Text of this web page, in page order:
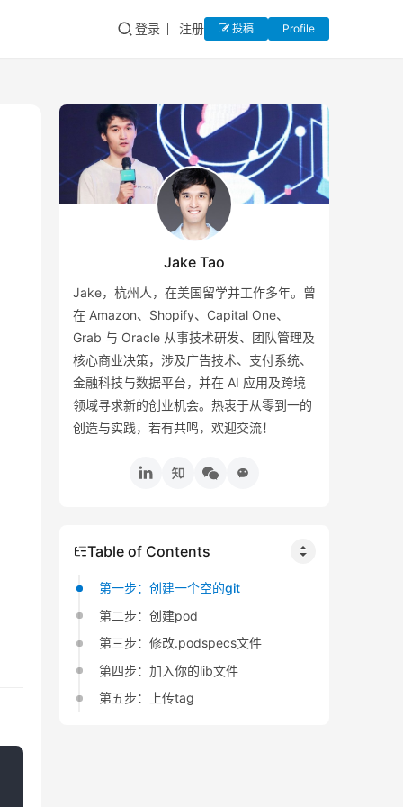
登录 注册 投稿 Profile
Jake Tao
Jake，杭州人，在美国留学并工作多年。曾
在 Amazon、Shopify、Capital One、
Grab 与 Oracle 从事技术研发、团队管理及
核心商业决策，涉及广告技术、支付系统、
金融科技与数据平台，并在 AI 应用及跨境
领域寻求新的创业机会。热衷于从零到一的
创造与实践，若有共鸣，欢迎交流！
Table of Contents
第一步：创建一个空的git
第二步：创建pod
第三步：修改.podspecs文件
第四步：加入你的lib文件
第五步：上传tag